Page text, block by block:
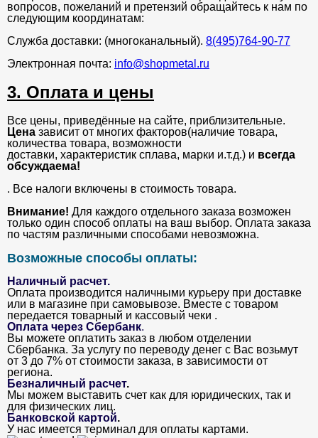
вопросов, пожеланий и претензий обращайтесь к нам по
следующим координатам:
Служба доставки: (многоканальный). 8(495)764-90-77
Электронная почта: info@shopmetal.ru
3. Оплата и цены
Все цены, приведённые на сайте, приблизительные.
Цена зависит от многих факторов(наличие товара,
количества товара, возможности
доставки, характеристик сплава, марки и.т.д.) и всегда
обсуждаема!
. Все налоги включены в стоимость товара.
Внимание! Для каждого отдельного заказа возможен
только один способ оплаты на ваш выбор. Оплата заказа
по частям различными способами невозможна.
Возможные способы оплаты:
Наличный расчет.
Оплата производится наличными курьеру при доставке
или в магазине при самовывозе. Вместе с товаром
передается товарный и кассовый чеки .
Оплата через Сбербанк.
Вы можете оплатить заказ в любом отделении
Сбербанка. За услугу по переводу денег с Вас возьмут
от 3 до 7% от стоимости заказа, в зависимости от
региона.
Безналичный расчет.
Мы можем выставить счет как для юридических, так и
для физических лиц.
Банковской картой.
У нас имеется терминал для оплаты картами.